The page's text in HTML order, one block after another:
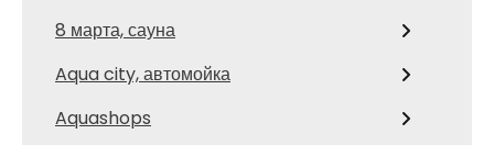
8 марта, сауна
Aqua city, автомойка
Aquashops